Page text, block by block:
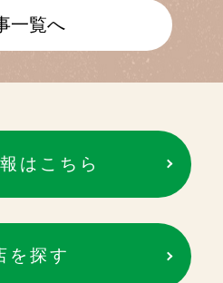
一覧へ
はこちら
を探す